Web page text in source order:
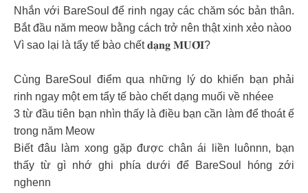
Nhắn với BareSoul để rinh ngay các chăm sóc bản thân.
Bắt đầu năm meow bằng cách trở nên thật xinh xẻo nàoo
Vì sao lại là tẩy tế bào chết 𝐝𝐚̣𝐧𝐠 𝐌𝐔𝐎̂́𝐈?
Cùng BareSoul điểm qua những lý do khiến bạn phải
rinh ngay một em tẩy tế bào chết dạng muối về nhéee
3 từ đầu tiên bạn nhìn thấy là điều bạn cần làm để thoát ế
trong năm Meow
Biết đâu làm xong gặp được chân ái liền luônnn, bạn
thấy từ gì nhớ ghi phía dưới để BareSoul hóng zới
nghenn